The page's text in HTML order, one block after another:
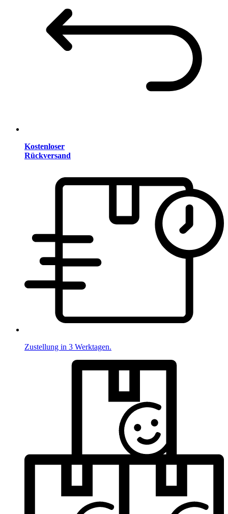
Kostenloser
Rückversand
Zustellung in 3 Werktagen.